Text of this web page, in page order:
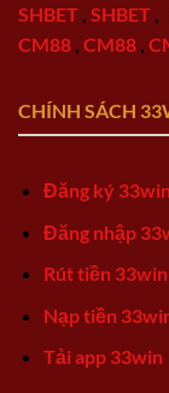
SHBET SHBET
CM88 CM88
CHÍNH SÁCH
Đăng ký
Đăng nhập
Rút tiền 33win
Nạp tiền
Tải app 33win